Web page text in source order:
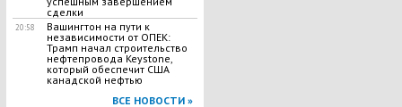
сделки
20:58
Вашингтон на пути к
независимости от ОПЕК:
Трамп начал строительство
нефтепровода Keystone,
который обеспечит США
канадской нефтью
ВСЕ НОВОСТИ »